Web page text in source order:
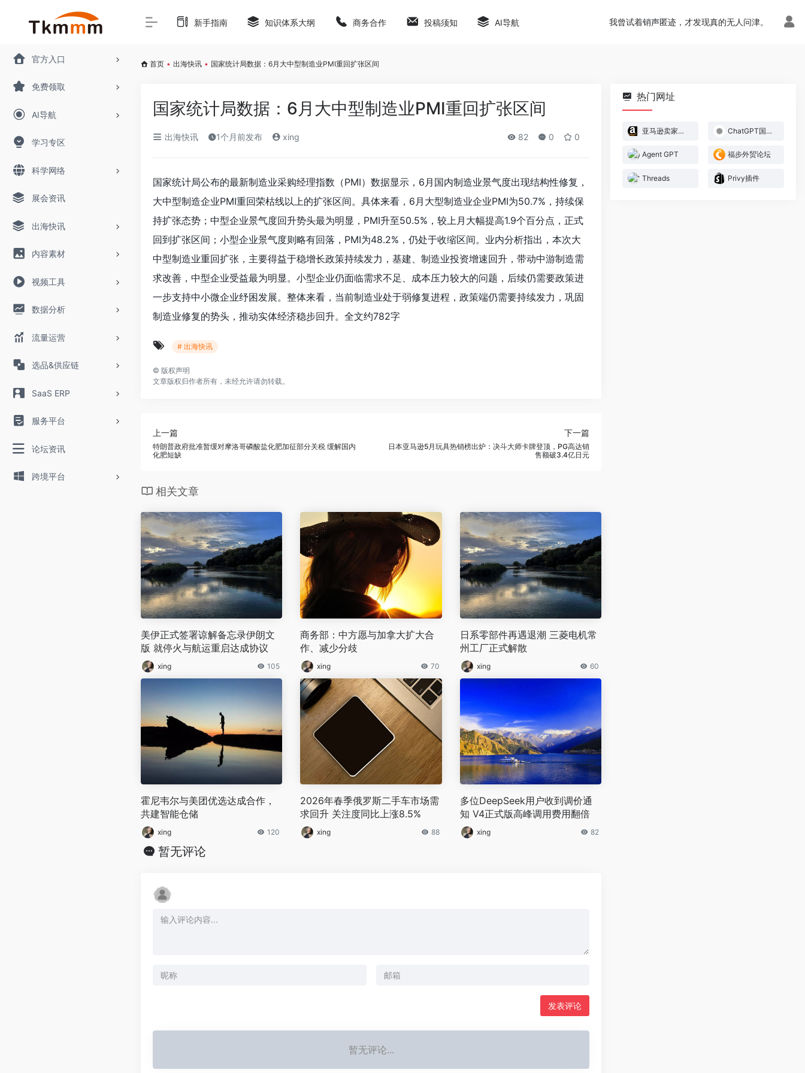
官方入口
免费领取
AI导航
学习专区
科学网络
展会资讯
出海快讯
内容素材
视频工具
数据分析
流量运营
选品&供应链
SaaS ERP
服务平台
论坛资讯
跨境平台
新手指南 知识体系大纲 商务合作 投稿须知 AI导航 我曾试着销声匿迹，才发现真的无人问津。
首页 • 出海快讯 • 国家统计局数据：6月大中型制造业PMI重回扩张区间
国家统计局数据：6月大中型制造业PMI重回扩张区间
出海快讯 1个月前发布 xing 82 0 0
国家统计局公布的最新制造业采购经理指数（PMI）数据显示，6月国内制造业景气度出现结构性修复，
大中型制造企业PMI重回荣枯线以上的扩张区间。具体来看，6月大型制造业企业PMI为50.7%，持续保
持扩张态势；中型企业景气度回升势头最为明显，PMI升至50.5%，较上月大幅提高1.9个百分点，正式
回到扩张区间；小型企业景气度则略有回落，PMI为48.2%，仍处于收缩区间。业内分析指出，本次大
中型制造业重回扩张，主要得益于稳增长政策持续发力，基建、制造业投资增速回升，带动中游制造需
求改善，中型企业受益最为明显。小型企业仍面临需求不足、成本压力较大的问题，后续仍需要政策进
一步支持中小微企业纾困发展。整体来看，当前制造业处于弱修复进程，政策端仍需要持续发力，巩固
制造业修复的势头，推动实体经济稳步回升。全文约782字
# 出海快讯
© 版权声明
文章版权归作者所有，未经允许请勿转载。
上一篇
特朗普政府批准暂缓对摩洛哥磷酸盐化肥加征部分关税 缓解国内
化肥短缺
下一篇
日本亚马逊5月玩具热销榜出炉：决斗大师卡牌登顶，PG高达销
售额破3.4亿日元
相关文章
美伊正式签署谅解备忘录伊朗文
版 就停火与航运重启达成协议
xing 105
商务部：中方愿与加拿大扩大合
作、减少分歧
xing 70
日系零部件再遇退潮 三菱电机常
州工厂正式解散
xing 60
霍尼韦尔与美团优选达成合作，
共建智能仓储
xing 120
2026年春季俄罗斯二手车市场需
求回升 关注度同比上涨8.5%
xing 88
多位DeepSeek用户收到调价通
知 V4正式版高峰调用费用翻倍
xing 82
暂无评论
发表评论
暂无评论...
热门网址
亚马逊卖家官方论坛 ChatGPT国内版
Agent GPT 福步外贸论坛
Threads Privy插件